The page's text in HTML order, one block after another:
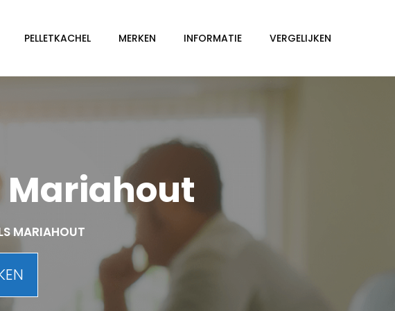
PELLETKACHEL MERKEN INFORMATIE VERGELIJKEN
Mariahout
MARIAHOUT